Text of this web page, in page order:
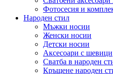
Фотосесия и
Народен стил
Мъжки носии
Женски носии
Детски носии
Аксесоари с шевици
Сватба в народен
Кръщене народен